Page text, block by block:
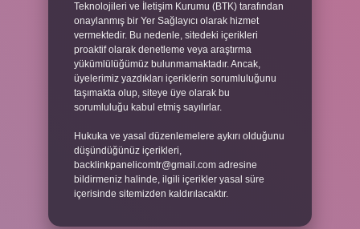
Teknolojileri ve İletişim Kurumu (BTK) tarafından
onaylanmış bir Yer Sağlayıcı olarak hizmet
vermektedir. Bu nedenle, sitedeki içerikleri
proaktif olarak denetleme veya araştırma
yükümlülüğümüz bulunmamaktadır. Ancak,
üyelerimiz yazdıkları içeriklerin sorumluluğunu
taşımakta olup, siteye üye olarak bu
sorumluluğu kabul etmiş sayılırlar.
Hukuka ve yasal düzenlemelere aykırı olduğunu
düşündüğünüz içerikleri,
backlinkpanelicomtr@gmail.com adresine
bildirmeniz halinde, ilgili içerikler yasal süre
içerisinde sitemizden kaldırılacaktır.